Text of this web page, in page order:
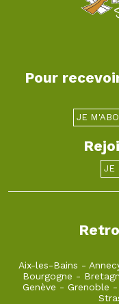
Pour
JE
JE
Aix-les-Bains -
Bourgogne -
Genève - Grenoble -